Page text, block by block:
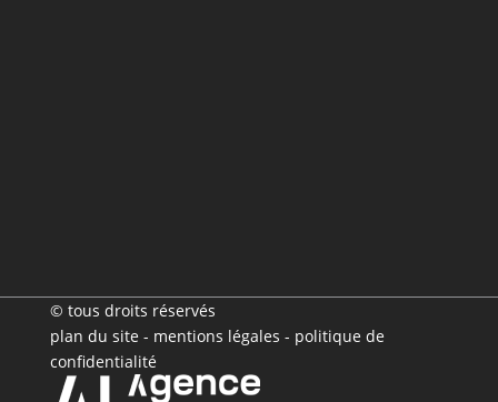
© tous droits réservés
plan du site - mentions légales - politique de
confidentialité